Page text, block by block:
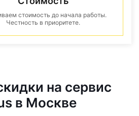
стоимость до начала работы.
Честность в приоритете.
на сервис
в Москве